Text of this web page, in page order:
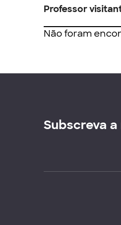
Professor
Não foram
Subscreva